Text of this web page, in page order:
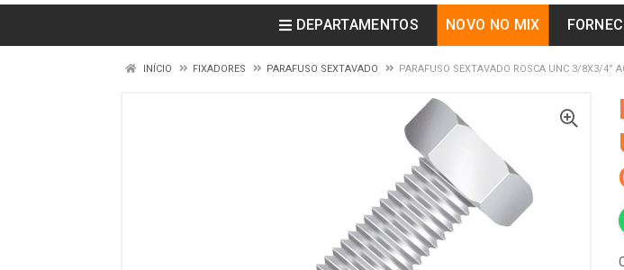
DEPARTAMENTOS NOVO NO MIX
INÍCIO FIXADORES PARAFUSO SEXTAVADO PARAFUSO SEXTAVADO ROSCA UNC 3/8X3/4”